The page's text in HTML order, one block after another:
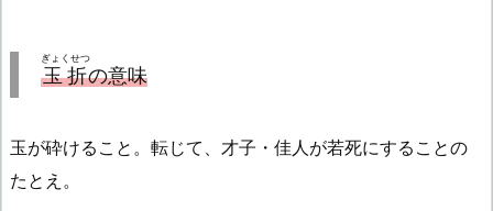
玉折
ぎょくせつ
の意味
玉が砕けること。転じて、才子・佳人が若死にすることの
たとえ。